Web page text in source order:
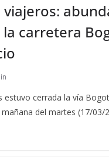
viajeros:
carretera
estuvo cerrada la vía
mañana del martes (17/03/